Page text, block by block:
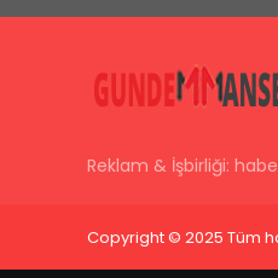
Reklam & İşbirliği:
Copyright © 2025 Tüm